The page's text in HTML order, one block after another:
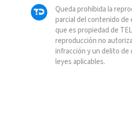
Queda prohibida la
parcial del contenido de
que es propiedad de
reproducción no
infracción y un delito de
leyes aplicables.